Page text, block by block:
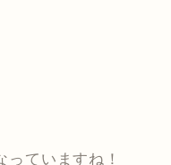
っていますね！